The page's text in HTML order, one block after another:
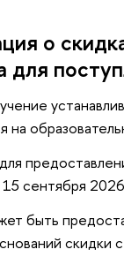
о
для
на
сентября
быть
скидки